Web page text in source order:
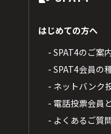
はじめての方へ
- SPAT4のご案
- SPAT4会員の
- ネットバンク
- 電話投票会員
- よくあるご質